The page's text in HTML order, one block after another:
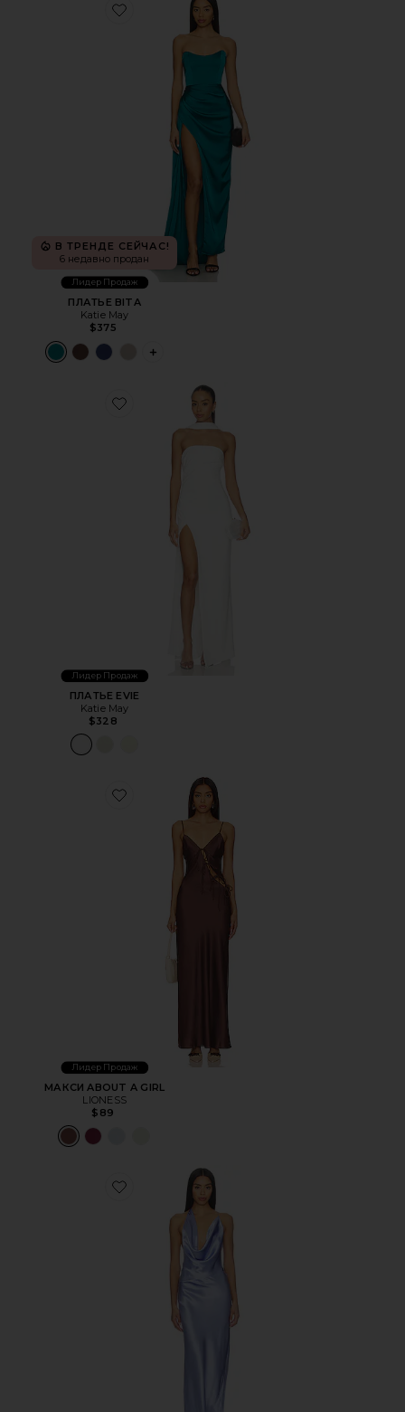
Favorite ПЛАТЬЕ BITA
В ТРЕНДЕ СЕЙЧАС!
6 недавно продан
Лидер Продаж
ПЛАТЬЕ BITA
Katie May
$375
PLUS ICON TO SEE MORE OPTIONS FOR
Favorite ПЛАТЬЕ EVIE
Лидер Продаж
ПЛАТЬЕ EVIE
Katie May
$328
Favorite МАКСИ ABOUT A GIRL
Лидер Продаж
МАКСИ ABOUT A GIRL
LIONESS
$89
Favorite ВЕЧЕРНЕЕ ПЛАТЬЕ GABI